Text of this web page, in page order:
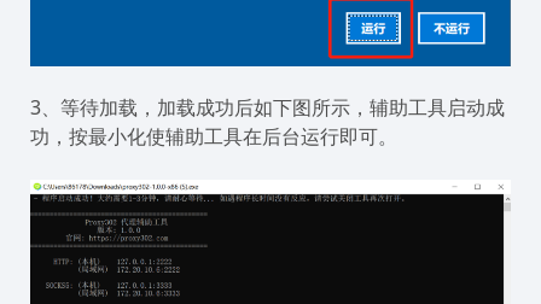
3、等待加载，加载成功后如下图所示，辅助工具启动成
功，按最小化使辅助工具在后台运行即可。